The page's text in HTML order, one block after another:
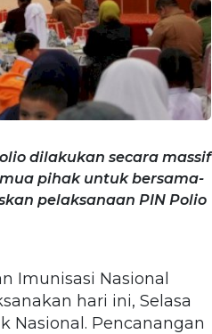
dilakukan secara massif
pihak untuk bersama-
pelaksanaan PIN Polio
Imunisasi Nasional
hari ini, Selasa
Nasional. Pencanangan